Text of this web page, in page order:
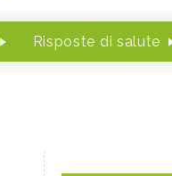
Risposte di salute